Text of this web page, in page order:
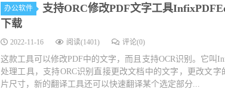
办公软件
支持ORC修改PDF文字工具
下载
2022-11-16 阅读(1401) 评论(0)
这款工具可以修改PDF中的文字，而且支持OCR识别。它叫
处理工具，支持ORC识别直接更改文档中的文字，更改文
片尺寸，新的翻译工具还可以快速翻译某个选定部分...